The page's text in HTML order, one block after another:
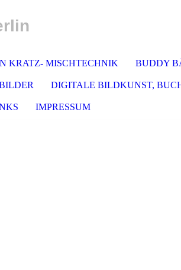
KRATZ- MISCHTECHNIK BUDDY
DIGITALE BILDKUNST,
IMPRESSUM